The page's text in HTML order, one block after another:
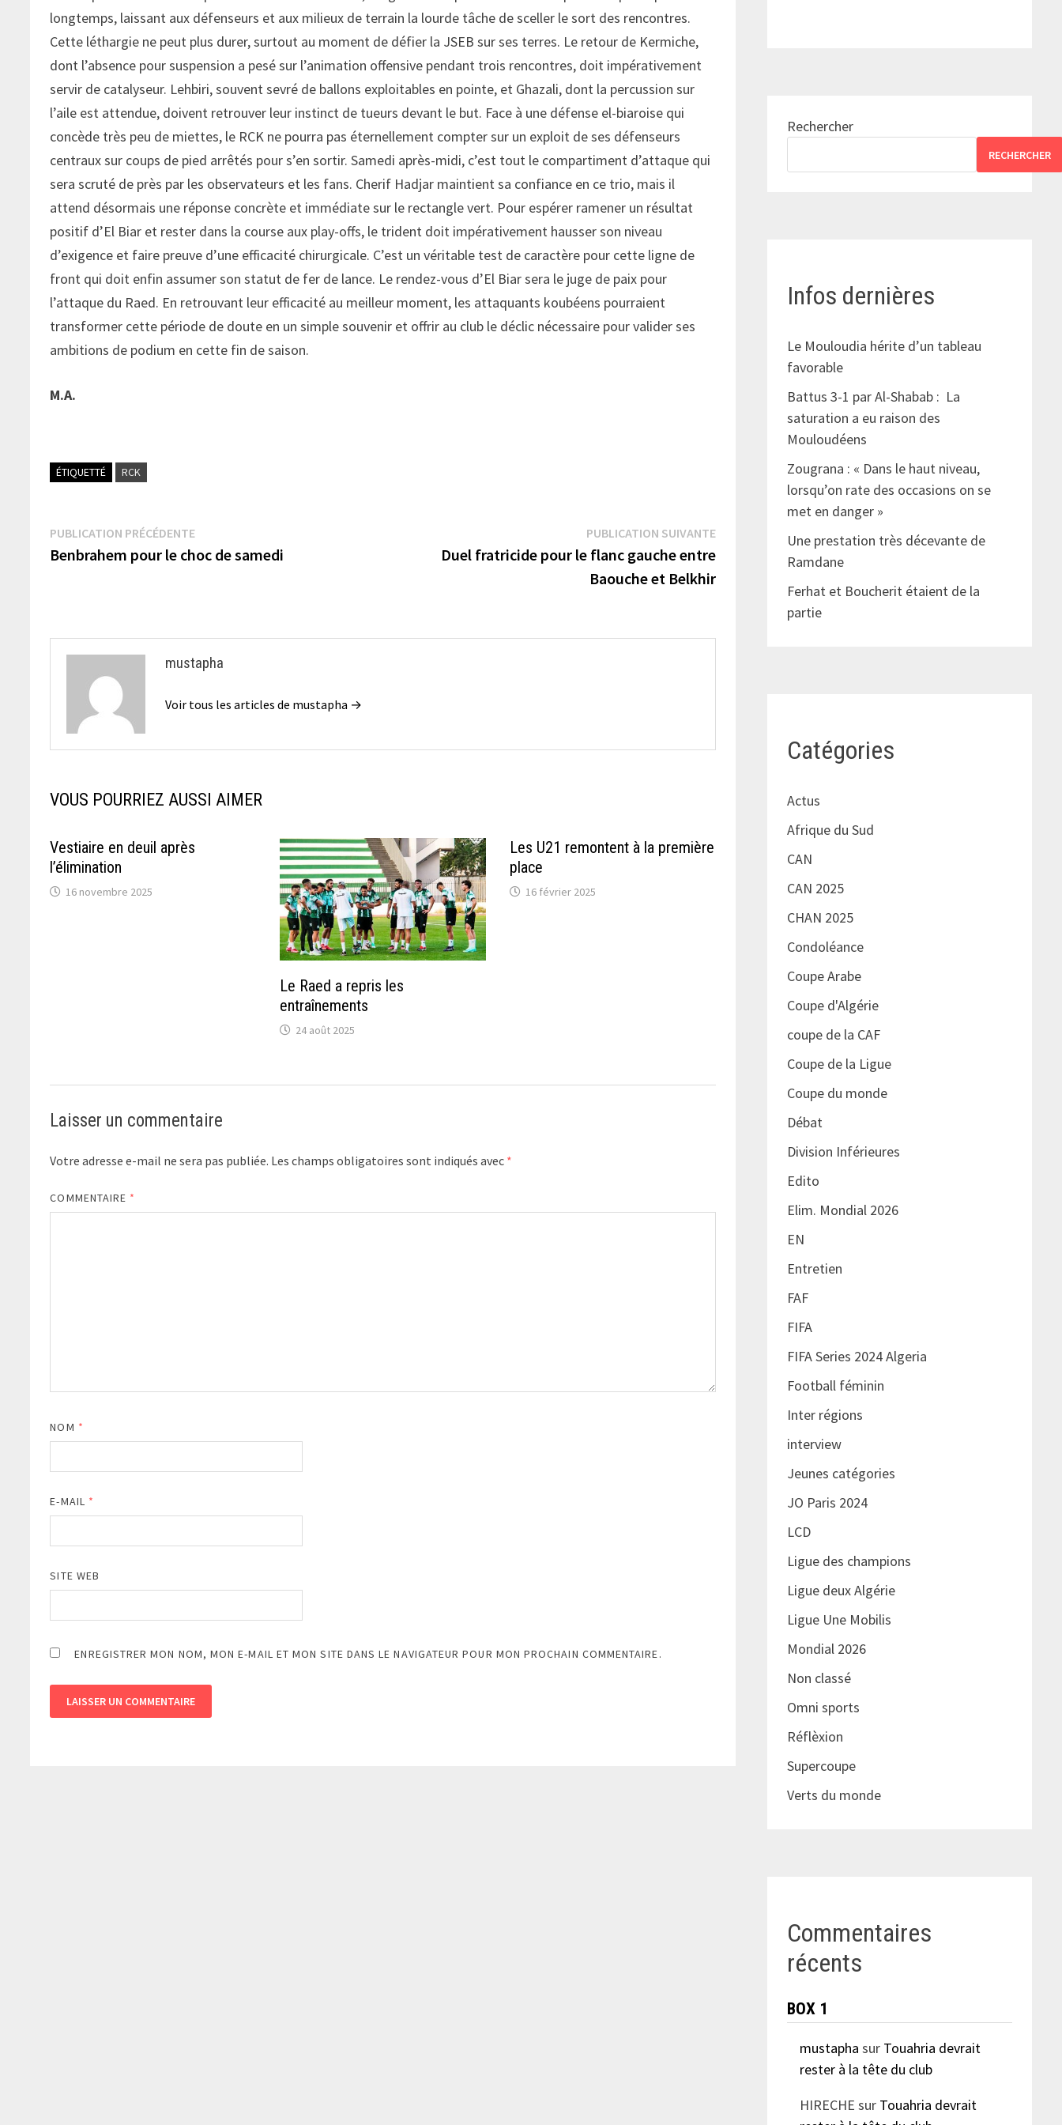
longtemps, laissant aux défenseurs et aux milieux de terrain la lourde tâche de sceller le sort des rencontres.
Cette léthargie ne peut plus durer, surtout au moment de défier la JSEB sur ses terres. Le retour de Kermiche,
dont l’absence pour suspension a pesé sur l’animation offensive pendant trois rencontres, doit impérativement
servir de catalyseur. Lehbiri, souvent sevré de ballons exploitables en pointe, et Ghazali, dont la percussion sur
l’aile est attendue, doivent retrouver leur instinct de tueurs devant le but. Face à une défense el-biaroise qui
concède très peu de miettes, le RCK ne pourra pas éternellement compter sur un exploit de ses défenseurs
centraux sur coups de pied arrêtés pour s’en sortir. Samedi après-midi, c’est tout le compartiment d’attaque qui
sera scruté de près par les observateurs et les fans. Cherif Hadjar maintient sa confiance en ce trio, mais il
attend désormais une réponse concrète et immédiate sur le rectangle vert. Pour espérer ramener un résultat
positif d’El Biar et rester dans la course aux play-offs, le trident doit impérativement hausser son niveau
d’exigence et faire preuve d’une efficacité chirurgicale. C’est un véritable test de caractère pour cette ligne de
front qui doit enfin assumer son statut de fer de lance. Le rendez-vous d’El Biar sera le juge de paix pour
l’attaque du Raed. En retrouvant leur efficacité au meilleur moment, les attaquants koubéens pourraient
transformer cette période de doute en un simple souvenir et offrir au club le déclic nécessaire pour valider ses
ambitions de podium en cette fin de saison.
M.A.
ÉTIQUETTÉ RCK
Navigation
de
PUBLICATION PRÉCÉDENTEPublication
précédente :
Benbrahem pour le choc de samedi
PUBLICATION SUIVANTEPublication
suivante :
Duel fratricide pour le flanc gauche entre
Baouche et Belkhir
mustapha
Voir tous les articles de mustapha →
VOUS POURRIEZ AUSSI AIMER
Vestiaire en deuil après
l’élimination
16 novembre 2025
Le Raed a repris les
entraînements
24 août 2025
Les U21 remontent à la première
place
16 février 2025
Laisser un commentaire
Votre adresse e-mail ne sera pas publiée. Les champs obligatoires sont indiqués avec *
COMMENTAIRE *
NOM *
E-MAIL *
SITE WEB
ENREGISTRER MON NOM, MON E-MAIL ET MON SITE DANS LE NAVIGATEUR POUR MON PROCHAIN COMMENTAIRE.
Rechercher
RECHERCHER
Infos dernières
Le Mouloudia hérite d’un tableau
favorable
Battus 3-1 par Al-Shabab : La
saturation a eu raison des
Mouloudéens
Zougrana : « Dans le haut niveau,
lorsqu’on rate des occasions on se
met en danger »
Une prestation très décevante de
Ramdane
Ferhat et Boucherit étaient de la
partie
Catégories
Actus
Afrique du Sud
CAN
CAN 2025
CHAN 2025
Condoléance
Coupe Arabe
Coupe d'Algérie
coupe de la CAF
Coupe de la Ligue
Coupe du monde
Débat
Division Inférieures
Edito
Elim. Mondial 2026
EN
Entretien
FAF
FIFA
FIFA Series 2024 Algeria
Football féminin
Inter régions
interview
Jeunes catégories
JO Paris 2024
LCD
Ligue des champions
Ligue deux Algérie
Ligue Une Mobilis
Mondial 2026
Non classé
Omni sports
Réflèxion
Supercoupe
Verts du monde
Commentaires
récents
BOX 1
mustapha sur Touahria devrait
rester à la tête du club
HIRECHE sur Touahria devrait